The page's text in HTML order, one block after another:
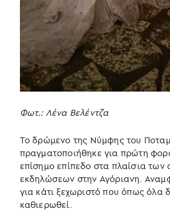
Φωτ.: Λένα Βελέντζα
Το δρώμενο της Νύμφης του
πραγματοποιήθηκε για πρώτη
επίσημο επίπεδο στα πλαίσια των
εκδηλώσεων στην Αγόριανη.
για κάτι ξεχωριστό που όπως όλα
καθιερωθεί.